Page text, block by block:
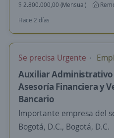
$ 2.800.000,00 (Mensual)
Hace 2 días
Se precisa Urgente
Auxiliar Administrativo
Asesoría Financiera y
Bancario
Importante empresa del
Bogotá, D.C., Bogotá, D.C.